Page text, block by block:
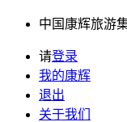
中国康辉旅游
请登录
我的康辉
退出
关于我们